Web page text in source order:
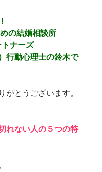
の結婚相談所
トナーズ
行動心理士の鈴木で
がとうございます。
れない人の５つの特